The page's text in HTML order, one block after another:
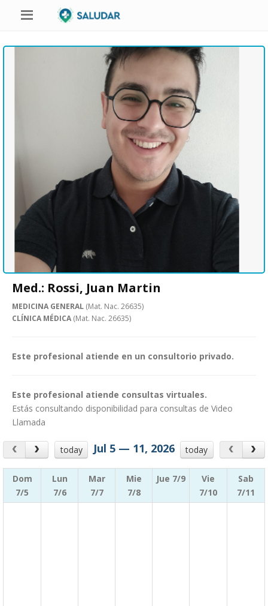
Med.: Rossi, Juan Martin
MEDICINA GENERAL (Mat. Nac. 26635)
CLÍNICA MÉDICA (Mat. Nac. 26635)
Este profesional atiende en un consultorio privado.
Este profesional atiende consultas virtuales.
Estás consultando disponibilidad para consultas de Video
Llamada
today today
Jul 5 — 11, 2026
Dom
7/5
Lun
7/6
Mar
7/7
Mie
7/8
Jue 7/9
Vie
7/10
Sab
7/11